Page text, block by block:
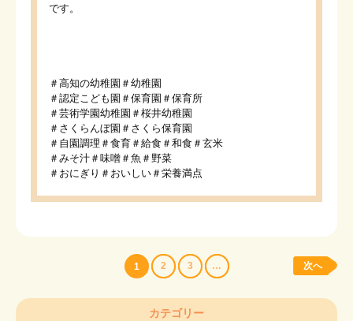
です。
＃高知の幼稚園＃幼稚園
＃認定こども園＃保育園＃保育所
＃芸術学園幼稚園＃桜井幼稚園
＃さくらんぼ園＃さくら保育園
＃自園調理＃食育＃給食＃和食＃玄米
＃みそ汁＃味噌＃魚＃野菜
＃おにぎり＃おいしい＃栄養満点
1 2 3 … 次へ
カテゴリー